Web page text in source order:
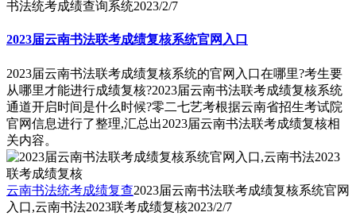
书法统考成绩查询系统2023/2/7
2023届云南书法联考成绩复核系统官网入口
2023届云南书法联考成绩复核系统的官网入口在哪里?考生要
从哪里才能进行成绩复核?2023届云南书法联考成绩复核系统
通道开启时间是什么时候?零二七艺考根据云南省招生考试院
官网信息进行了整理,汇总出2023届云南书法联考成绩复核相
关内容。
云南书法统考成绩复查2023届云南书法联考成绩复核系统官网
入口,云南书法2023联考成绩复核2023/2/7